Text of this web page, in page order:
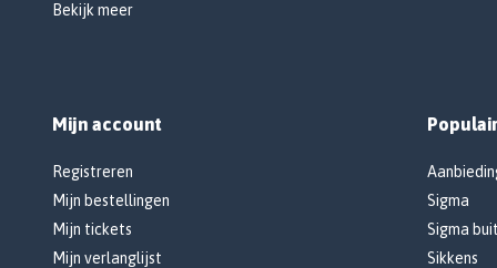
Bekijk meer
Mijn account
Registreren
Mijn bestellingen
Mijn tickets
Mijn verlanglijst
Populair
Sigma
Sigma
Sikkens